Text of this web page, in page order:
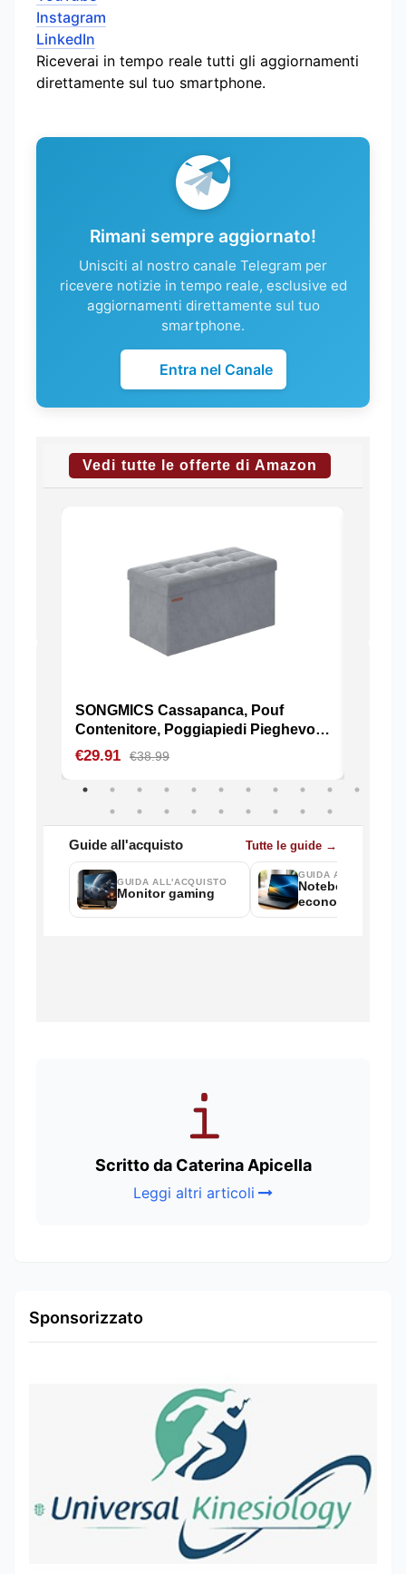
Instagram
LinkedIn
Riceverai in tempo reale tutti gli aggiornamenti
direttamente sul tuo smartphone.
Rimani sempre aggiornato!
Unisciti al nostro canale Telegram per
ricevere notizie in tempo reale, esclusive ed
aggiornamenti direttamente sul tuo
smartphone.
Entra nel Canale
Scritto da Caterina Apicella
Leggi altri articoli
Sponsorizzato